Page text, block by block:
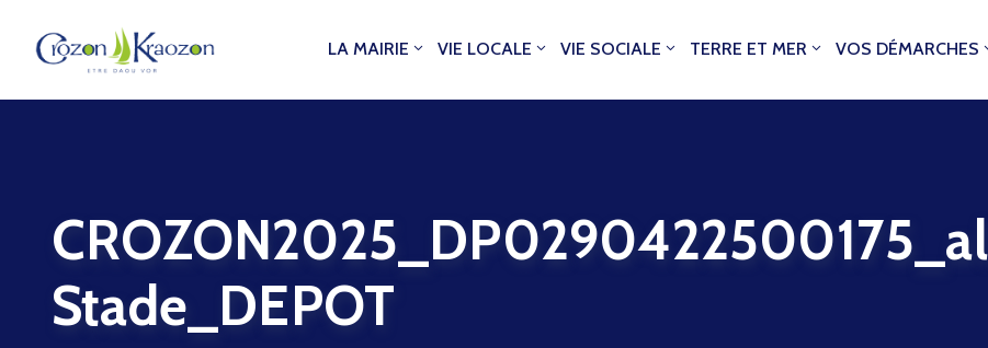
LA MAIRIE VIE LOCALE VIE SOCIALE TERRE ET MER VOS DÉMARCHES
Stade_DEPOT